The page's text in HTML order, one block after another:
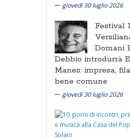
giovedì 30 luglio 2026
Festival
Domani
Debbio introdurrà
Manes: impresa,
bene comune
giovedì 30 luglio 2026